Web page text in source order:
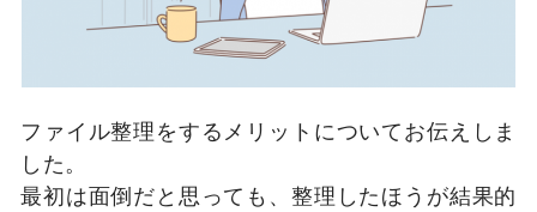
ファイル整理をするメリットについてお伝えしま
した。
最初は面倒だと思っても、整理したほうが結果的